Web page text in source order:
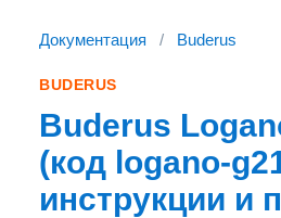
Документация / Buderus
BUDERUS
Buderus
(код logano-
инструкции и